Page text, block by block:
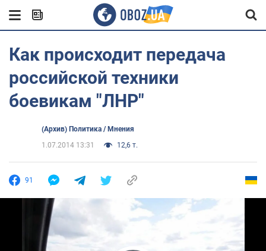
Как происходит передача
российской техники
боевикам "ЛНР"
(Архив) Политика / Мнения
1.07.2014 13:31
12,6 т.
91